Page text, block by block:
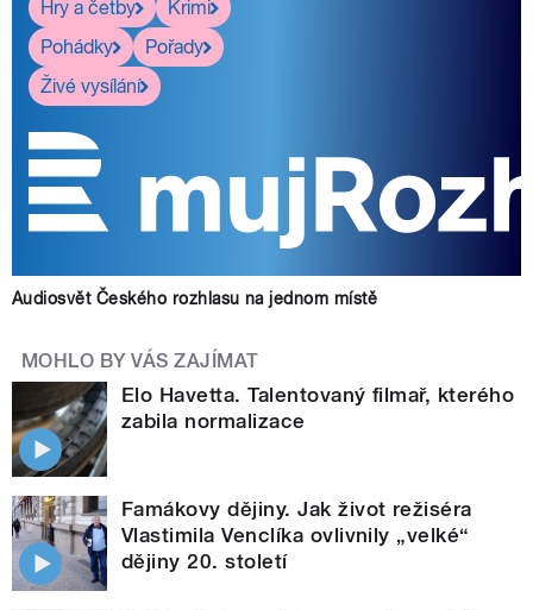
Hry a četby
Krimi
Pohádky
Pořady
Živé vysílání
Audiosvět Českého rozhlasu na jednom místě
MOHLO BY VÁS ZAJÍMAT
Elo Havetta. Talentovaný filmař, kterého
zabila normalizace
Famákovy dějiny. Jak život režiséra
Vlastimila Venclíka ovlivnily „velké“
dějiny 20. století